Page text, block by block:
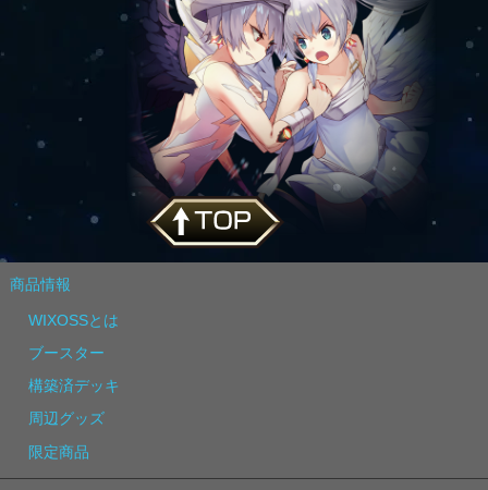
商品情報
WIXOSSとは
ブースター
構築済デッキ
周辺グッズ
限定商品